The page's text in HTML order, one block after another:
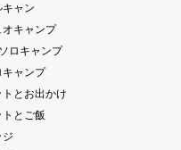
キャン
オキャンプ
ロキャンプ
キャンプ
トとお出かけ
トとご飯
ジ